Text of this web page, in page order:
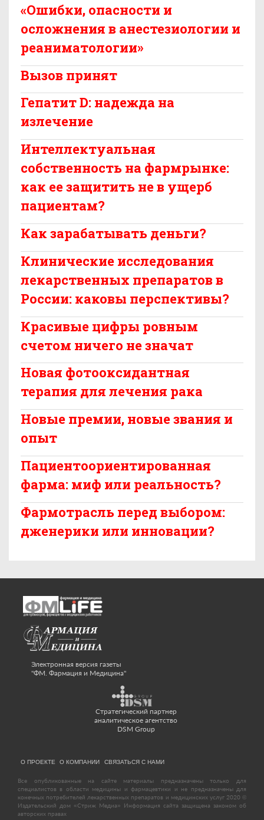
«Ошибки, опасности и
осложнения в анестезиологии и
реаниматологии»
Вызов принят
Гепатит D: надежда на
излечение
Интеллектуальная
собственность на фармрынке:
как ее защитить не в ущерб
пациентам?
Как зарабатывать деньги?
Клинические исследования
лекарственных препаратов в
России: каковы перспективы?
Красивые цифры ровным
счетом ничего не значат
Новая фотооксидантная
терапия для лечения рака
Новые премии, новые звания и
опыт
Пациентоориентированная
фарма: миф или реальность?
Фармотрасль перед выбором:
дженерики или инновации?
Электронная версия газеты
"ФМ. Фармация и Медицина"